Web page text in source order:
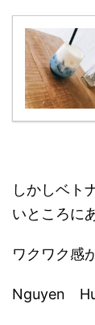
しかしベト
いところに
ワクワク感
Nguyen